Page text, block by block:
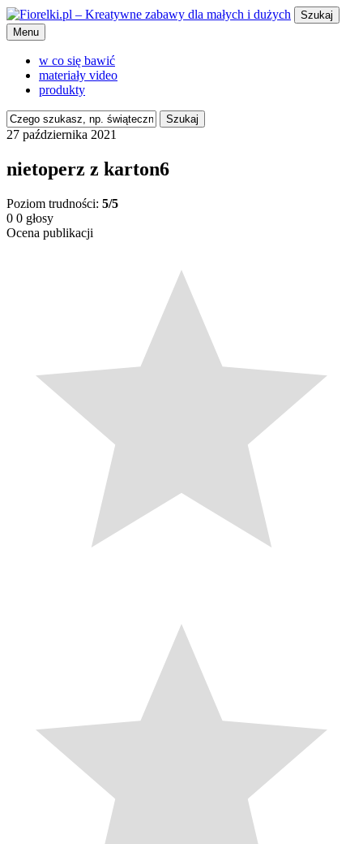
Szukaj
Menu
w co się bawić
materiały video
produkty
Szukaj
27 października 2021
nietoperz z karton6
Poziom trudności: 5/5
0 0 głosy
Ocena publikacji